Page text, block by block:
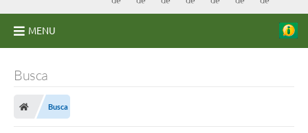
MENU
Telefones
Busca
Busca